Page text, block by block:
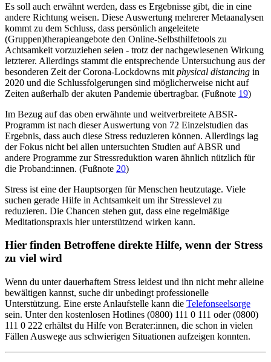
Es soll auch erwähnt werden, dass es Ergebnisse gibt, die in eine
andere Richtung weisen. Diese Auswertung mehrerer Metaanalysen
kommt zu dem Schluss, dass persönlich angeleitete
(Gruppen)therapieangebote den Online-Selbsthilfetools zu
Achtsamkeit vorzuziehen seien - trotz der nachgewiesenen Wirkung
letzterer. Allerdings stammt die entsprechende Untersuchung aus der
besonderen Zeit der Corona-Lockdowns mit physical distancing in
2020 und die Schlussfolgerungen sind möglicherweise nicht auf
Zeiten außerhalb der akuten Pandemie übertragbar. (Fußnote 19)
Im Bezug auf das oben erwähnte und weitverbreitete ABSR-
Programm ist nach dieser Auswertung von 72 Einzelstudien das
Ergebnis, dass auch diese Stress reduzieren können. Allerdings lag
der Fokus nicht bei allen untersuchten Studien auf ABSR und
andere Programme zur Stressreduktion waren ähnlich nützlich für
die Proband:innen. (Fußnote 20)
Stress ist eine der Hauptsorgen für Menschen heutzutage. Viele
suchen gerade Hilfe in Achtsamkeit um ihr Stresslevel zu
reduzieren. Die Chancen stehen gut, dass eine regelmäßige
Meditationspraxis hier unterstützend wirken kann.
Hier finden Betroffene direkte Hilfe, wenn der Stress
zu viel wird
Wenn du unter dauerhaftem Stress leidest und ihn nicht mehr alleine
bewältigen kannst, suche dir unbedingt professionelle
Unterstützung. Eine erste Anlaufstelle kann die Telefonseelsorge
sein. Unter den kostenlosen Hotlines (0800) 111 0 111 oder (0800)
111 0 222 erhältst du Hilfe von Berater:innen, die schon in vielen
Fällen Auswege aus schwierigen Situationen aufzeigen konnten.